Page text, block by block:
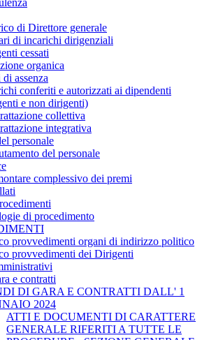
di Direttore generale
di incarichi dirigenziali
cessati
organica
di assenza
conferiti e autorizzati ai dipendenti
e non dirigenti)
collettiva
integrativa
personale
del personale
complessivo dei premi
di procedimento
provvedimenti organi di indirizzo politico
provvedimenti dei Dirigenti
e contratti
DI GARA E CONTRATTI DALL' 1
2024
ATTI E DOCUMENTI DI CARATTERE
GENERALE RIFERITI A TUTTE LE